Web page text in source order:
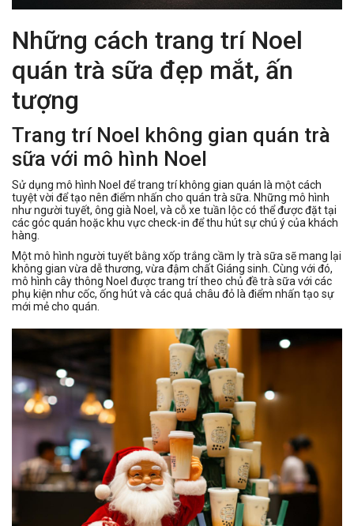
Những cách trang trí Noel
quán trà sữa đẹp mắt, ấn
tượng
Trang trí Noel không gian quán trà
sữa với mô hình Noel
Sử dụng mô hình Noel để trang trí không gian quán là một cách
tuyệt vời để tạo nên điểm nhấn cho quán trà sữa. Những mô hình
như người tuyết, ông già Noel, và cỗ xe tuần lộc có thể được đặt tại
các góc quán hoặc khu vực check-in để thu hút sự chú ý của khách
hàng.
Một mô hình người tuyết bằng xốp trắng cầm ly trà sữa sẽ mang lại
không gian vừa dễ thương, vừa đậm chất Giáng sinh. Cùng với đó,
mô hình cây thông Noel được trang trí theo chủ đề trà sữa với các
phụ kiện như cốc, ống hút và các quả châu đỏ là điểm nhấn tạo sự
mới mẻ cho quán.